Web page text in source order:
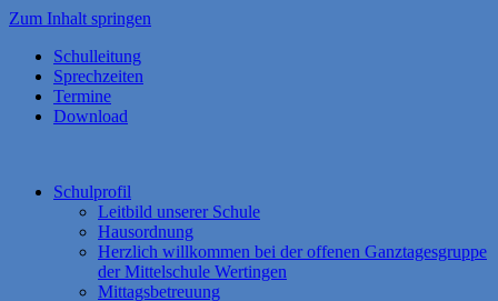
Zum Inhalt springen
Schulleitung
Sprechzeiten
Termine
Download
Schulprofil
Leitbild unserer Schule
Hausordnung
Herzlich willkommen bei der offenen Ganztagesgruppe
der Mittelschule Wertingen
Mittagsbetreuung